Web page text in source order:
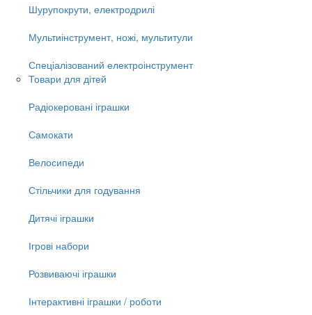
Шурупокрути, електродрилі
Мультиінструмент, ножі, мультитули
Спеціалізований електроінструмент
Товари для дітей
Радіокеровані іграшки
Самокати
Велосипеди
Стільчики для годування
Дитячі іграшки
Ігрові набори
Розвиваючі іграшки
Інтерактивні іграшки / роботи